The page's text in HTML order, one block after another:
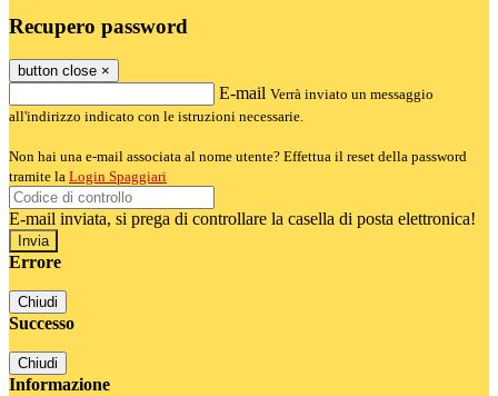
Recupero password
button close ×
E-mail Verrà inviato un messaggio
all'indirizzo indicato con le istruzioni necessarie.
Non hai una e-mail associata al nome utente? Effettua il reset della password
tramite la Login Spaggiari
E-mail inviata, si prega di controllare la casella di posta elettronica!
Errore
Chiudi
Successo
Chiudi
Informazione